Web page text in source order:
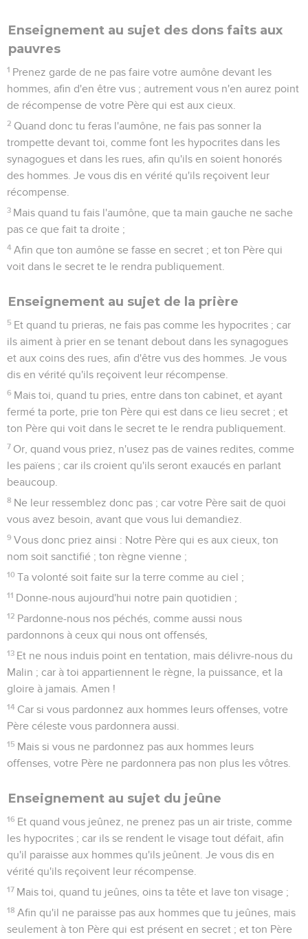
Enseignement au sujet des dons faits aux
pauvres
1 Prenez garde de ne pas faire votre aumône devant les
hommes, afin d'en être vus ; autrement vous n'en aurez point
de récompense de votre Père qui est aux cieux.
2 Quand donc tu feras l'aumône, ne fais pas sonner la
trompette devant toi, comme font les hypocrites dans les
synagogues et dans les rues, afin qu'ils en soient honorés
des hommes. Je vous dis en vérité qu'ils reçoivent leur
récompense.
3 Mais quand tu fais l'aumône, que ta main gauche ne sache
pas ce que fait ta droite ;
4 Afin que ton aumône se fasse en secret ; et ton Père qui
voit dans le secret te le rendra publiquement.
Enseignement au sujet de la prière
5 Et quand tu prieras, ne fais pas comme les hypocrites ; car
ils aiment à prier en se tenant debout dans les synagogues
et aux coins des rues, afin d'être vus des hommes. Je vous
dis en vérité qu'ils reçoivent leur récompense.
6 Mais toi, quand tu pries, entre dans ton cabinet, et ayant
fermé ta porte, prie ton Père qui est dans ce lieu secret ; et
ton Père qui voit dans le secret te le rendra publiquement.
7 Or, quand vous priez, n'usez pas de vaines redites, comme
les païens ; car ils croient qu'ils seront exaucés en parlant
beaucoup.
8 Ne leur ressemblez donc pas ; car votre Père sait de quoi
vous avez besoin, avant que vous lui demandiez.
9 Vous donc priez ainsi : Notre Père qui es aux cieux, ton
nom soit sanctifié ; ton règne vienne ;
10 Ta volonté soit faite sur la terre comme au ciel ;
11 Donne-nous aujourd'hui notre pain quotidien ;
12 Pardonne-nous nos péchés, comme aussi nous
pardonnons à ceux qui nous ont offensés,
13 Et ne nous induis point en tentation, mais délivre-nous du
Malin ; car à toi appartiennent le règne, la puissance, et la
gloire à jamais. Amen !
14 Car si vous pardonnez aux hommes leurs offenses, votre
Père céleste vous pardonnera aussi.
15 Mais si vous ne pardonnez pas aux hommes leurs
offenses, votre Père ne pardonnera pas non plus les vôtres.
Enseignement au sujet du jeûne
16 Et quand vous jeûnez, ne prenez pas un air triste, comme
les hypocrites ; car ils se rendent le visage tout défait, afin
qu'il paraisse aux hommes qu'ils jeûnent. Je vous dis en
vérité qu'ils reçoivent leur récompense.
17 Mais toi, quand tu jeûnes, oins ta tête et lave ton visage ;
18 Afin qu'il ne paraisse pas aux hommes que tu jeûnes, mais
seulement à ton Père qui est présent en secret ; et ton Père